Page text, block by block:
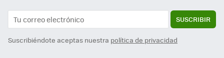
SUSCRIBIR
Suscribiéndote aceptas nuestra política de privacidad